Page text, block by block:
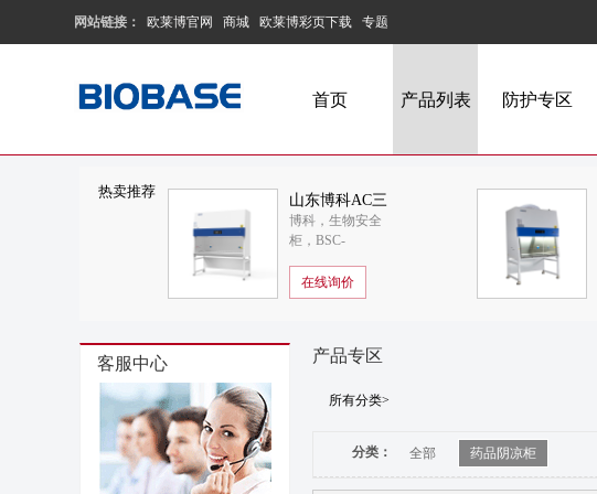
网站链接： 欧莱博官网 商城 欧莱博彩页下载 专题
首页 产品列表 防护专区
热卖推荐
山东博科AC三
人II级A2生物安
全柜BSC-
1800IIA2-X
博科，生物安全
柜，BSC-
在线询价
客服中心 产品专区
所有分类>
分类： 全部 药品阴凉柜